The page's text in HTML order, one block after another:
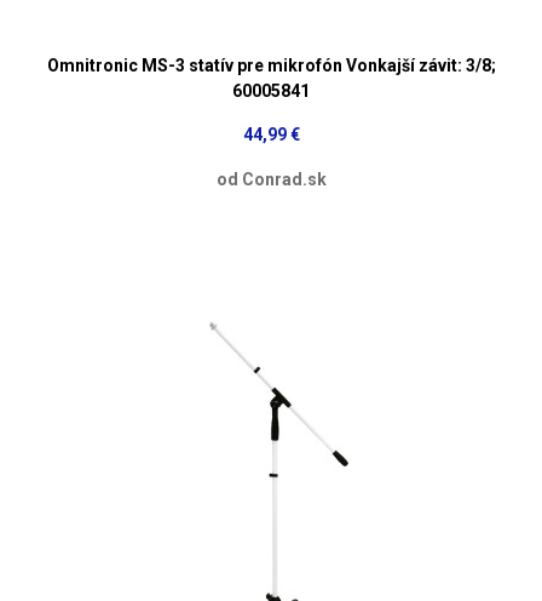
Omnitronic MS-3 statív pre mikrofón Vonkajší závit: 3/8;
60005841
44,99 €
od Conrad.sk